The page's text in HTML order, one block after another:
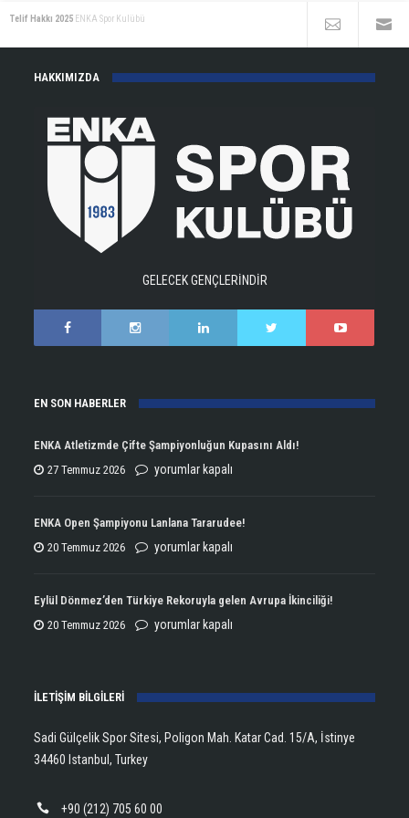
Telif Hakkı 2025 ENKA Spor Kulübü
HAKKIMIZDA
GELECEK GENÇLERİNDİR
EN SON HABERLER
ENKA Atletizmde Çifte Şampiyonluğun Kupasını Aldı!
27 Temmuz 2026
ENKA
Çifte
Şampiyonluğun
yorumlar kapalı
ENKA Open Şampiyonu Lanlana Tararudee!
20 Temmuz 2026
ENKA
Şampiyonu
Lanlana
yorumlar kapalı
Eylül Dönmez’den Türkiye Rekoruyla gelen Avrupa İkinciliği!
20 Temmuz 2026
Eylül
Rekoruyla
Avrupa
yorumlar kapalı
İLETİŞİM BİLGİLERİ
Sadi Gülçelik Spor Sitesi, Poligon Mah. Katar Cad. 15/A, İstinye
34460 Istanbul, Turkey
+90 (212) 705 60 00